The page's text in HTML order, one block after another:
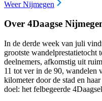
Weer Nijmegen
Over 4Daagse
In de derde week van juli
grootste wandelprestatietocht
deelnemers, afkomstig uit
11 tot ver in de 90, wandelen
kilometer door de stad en
doel: het felbegeerde